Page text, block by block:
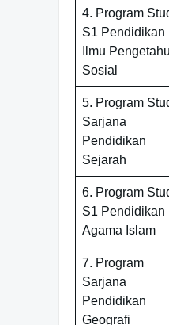
4. Program
S1 Pendidikan
Ilmu
Sosial
5. Program
Sarjana
Pendidikan
Sejarah
6. Program
S1 Pendidikan
Agama Islam
7. Program
Sarjana
Pendidikan
Geografi